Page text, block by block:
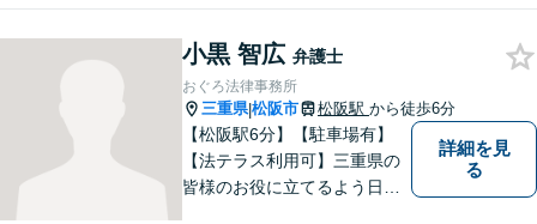
小黒 智広 弁護士
おぐろ法律事務所
三重県|松阪市 松阪駅 から徒歩6分
【松阪駅6分】【駐車場有】
【法テラス利用可】三重県の
皆様のお役に立てるよう日々
詳細を見
る